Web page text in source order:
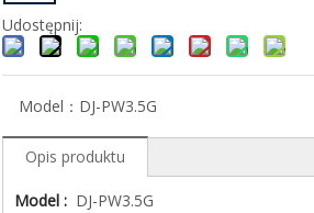
Udostępnij:
Model： DJ-PW3.5G
Opis produktu
Model : DJ-PW3.5G